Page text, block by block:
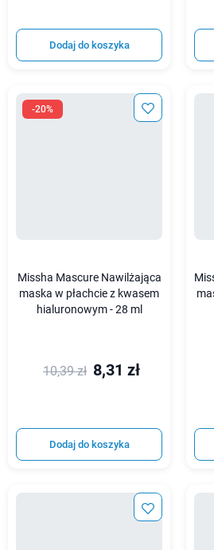
Dodaj do koszyka
-20%
Missha Mascure Nawilżająca
maska w płachcie z kwasem
hialuronowym - 28 ml
10,39 zł 8,31 zł
Dodaj do koszyka